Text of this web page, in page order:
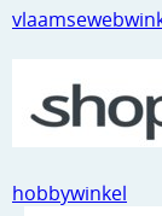
Ponsen
Ribbelaar
Speciaal
hobbywinkel